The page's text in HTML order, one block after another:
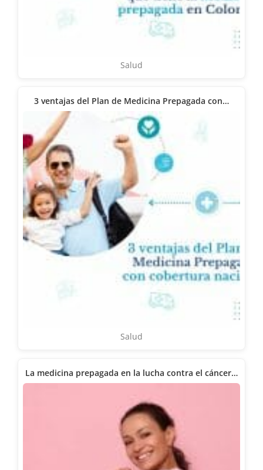
Salud
3 ventajas del Plan de Medicina Prepagada con…
Salud
La medicina prepagada en la lucha contra el cáncer…